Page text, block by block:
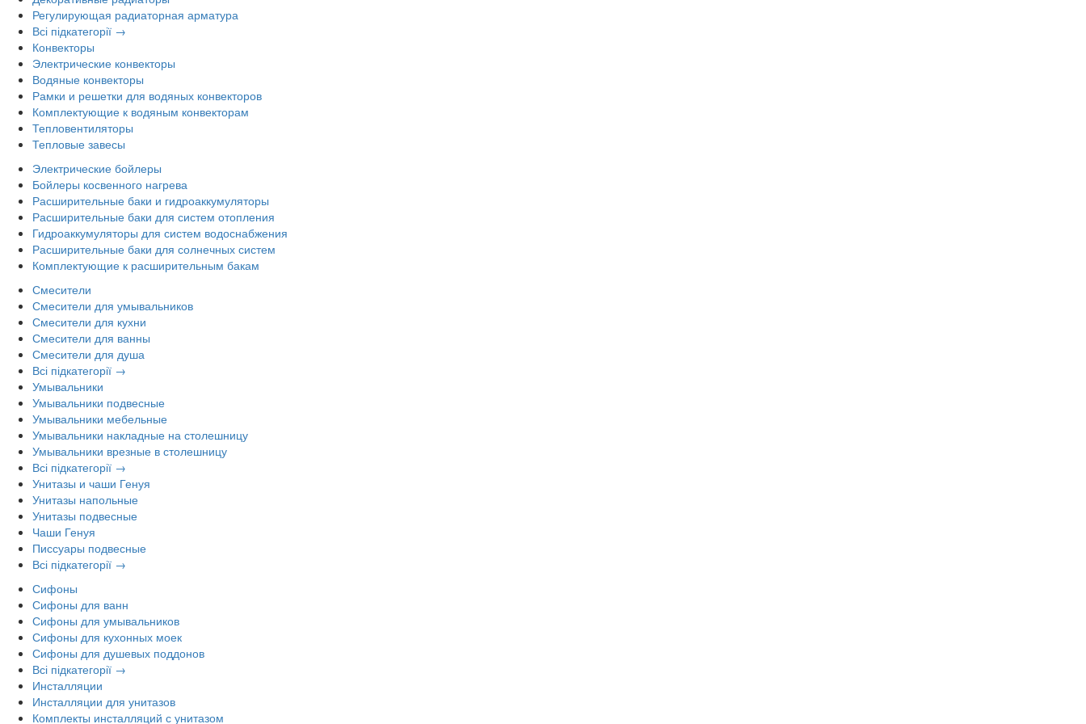
Регулирующая радиаторная арматура
Всі підкатегорії →
Конвекторы
Электрические конвекторы
Водяные конвекторы
Рамки и решетки для водяных конвекторов
Комплектующие к водяным конвекторам
Тепловентиляторы
Тепловые завесы
Электрические бойлеры
Бойлеры косвенного нагрева
Расширительные баки и гидроаккумуляторы
Расширительные баки для систем отопления
Гидроаккумуляторы для систем водоснабжения
Расширительные баки для солнечных систем
Комплектующие к расширительным бакам
Смесители
Смесители для умывальников
Смесители для кухни
Смесители для ванны
Смесители для душа
Всі підкатегорії →
Умывальники
Умывальники подвесные
Умывальники мебельные
Умывальники накладные на столешницу
Умывальники врезные в столешницу
Всі підкатегорії →
Унитазы и чаши Генуя
Унитазы напольные
Унитазы подвесные
Чаши Генуя
Писсуары подвесные
Всі підкатегорії →
Сифоны
Сифоны для ванн
Сифоны для умывальников
Сифоны для кухонных моек
Сифоны для душевых поддонов
Всі підкатегорії →
Инсталляции
Инсталляции для унитазов
Комплекты инсталляций с унитазом